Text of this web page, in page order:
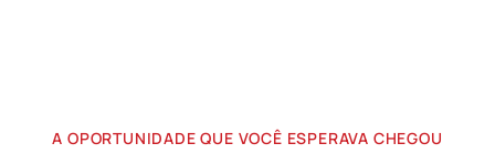
A OPORTUNIDADE QUE VOCÊ ESPERAVA CHEGOU